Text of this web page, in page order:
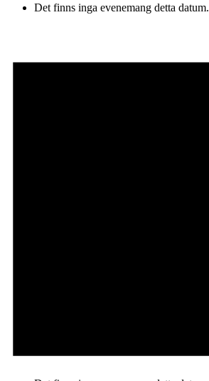
Det finns inga evenemang detta datum.